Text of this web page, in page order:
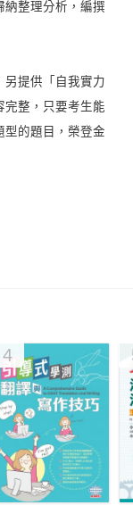
納整理分析，編撰
另提供「自我實力
完整，只要考生能
型的題目，榮登金
握命題方向，達
4